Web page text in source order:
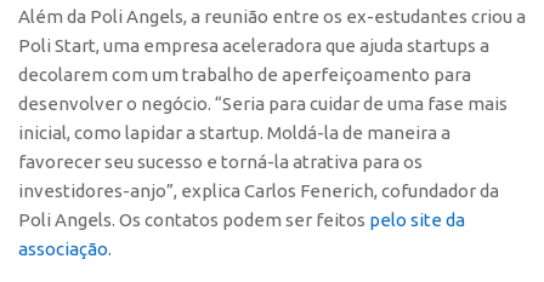
Além da Poli Angels, a reunião entre os ex-estudantes criou a
Poli Start, uma empresa aceleradora que ajuda startups a
decolarem com um trabalho de aperfeiçoamento para
desenvolver o negócio. “Seria para cuidar de uma fase mais
inicial, como lapidar a startup. Moldá-la de maneira a
favorecer seu sucesso e torná-la atrativa para os
investidores-anjo”, explica Carlos Fenerich, cofundador da
Poli Angels. Os contatos podem ser feitos pelo site da
associação.